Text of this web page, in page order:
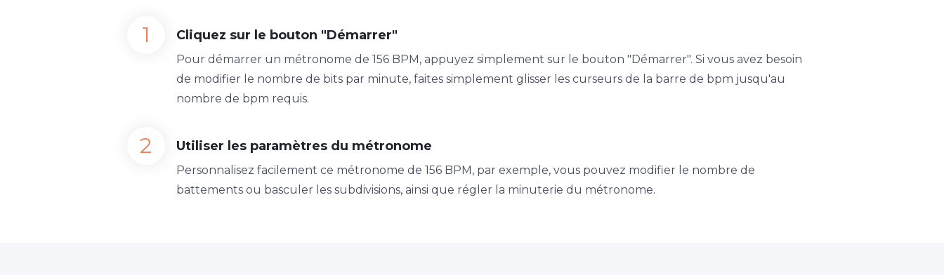
Cliquez sur le bouton "Démarrer"
Pour démarrer un métronome de 156 BPM, appuyez simplement sur le bouton "Démarrer". Si vous avez besoin
de modifier le nombre de bits par minute, faites simplement glisser les curseurs de la barre de bpm jusqu'au
nombre de bpm requis.
Utiliser les paramètres du métronome
Personnalisez facilement ce métronome de 156 BPM, par exemple, vous pouvez modifier le nombre de
battements ou basculer les subdivisions, ainsi que régler la minuterie du métronome.